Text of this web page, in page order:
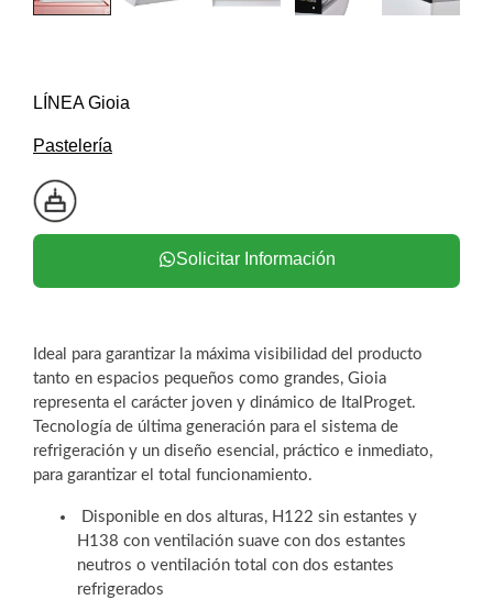
LÍNEA Gioia
Pastelería
Solicitar Información
Ideal para garantizar la máxima visibilidad del producto
tanto en espacios pequeños como grandes, Gioia
representa el carácter joven y dinámico de ItalProget.
Tecnología de última generación para el sistema de
refrigeración y un diseño esencial, práctico e inmediato,
para garantizar el total funcionamiento.
Disponible en dos alturas, H122 sin estantes y
H138 con ventilación suave con dos estantes
neutros o ventilación total con dos estantes
refrigerados